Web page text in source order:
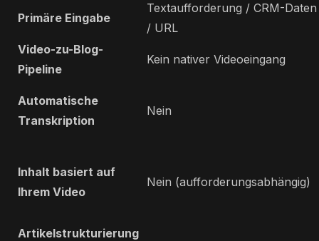
Primäre Eingabe
Textaufforderung / CRM-Daten
/ URL
Video-zu-Blog-
Pipeline
Kein nativer Videoeingang
Automatische
Transkription
Nein
Inhalt basiert auf
Ihrem Video
Nein (aufforderungsabhängig)
Artikelstrukturierung